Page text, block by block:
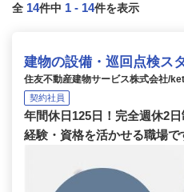
全 14件中 1 - 14件を表示
建物の設備・巡回点検ス
住友不動産建物サービス株式会社/
契約社員
年間休日125日！完全週休2
経験・資格を活かせる職場で